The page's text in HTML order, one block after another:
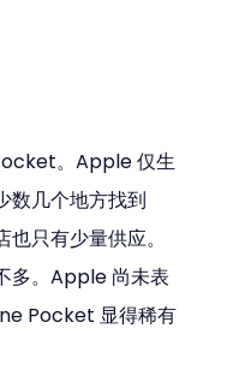
。Apple 仅生
数几个地方找到
只有少量供应。
多。Apple 尚未表
Pocket 显得稀有